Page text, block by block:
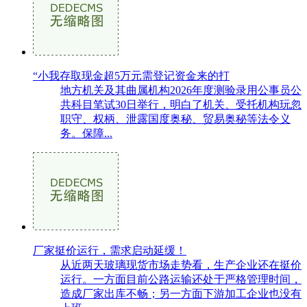
“小我存取现金超5万元需登记资金来的打
地方机关及其曲属机构2026年度测验录用公事员公
共科目笔试30日举行，明白了机关、受托机构玩忽
职守、权柄、泄露国度奥秘、贸易奥秘等法令义
务。保障...
厂家挺价运行，需求启动延缓！
从近两天玻璃现货市场走势看，生产企业还在挺价
运行。一方面目前公路运输还处于严格管理时间，
造成厂家出库不畅；另一方面下游加工企业也没有